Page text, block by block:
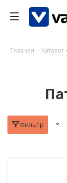
Главная - Каталог
Фильтр